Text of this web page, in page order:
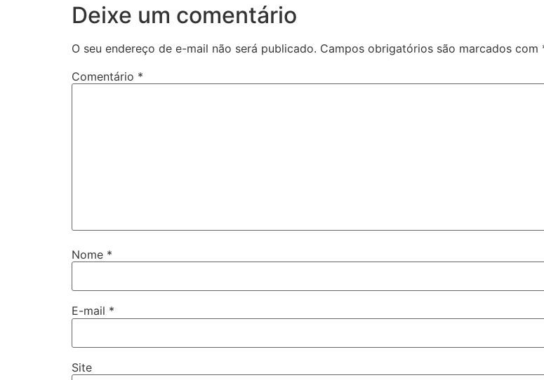
Deixe um comentário
O seu endereço de e-mail não será publicado. Campos obrigatórios são marcados com
Comentário *
Nome *
E-mail *
Site